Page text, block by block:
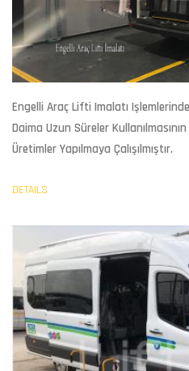
Engelli Araç Lifti Imalatı
Daima Uzun Süreler
Üretimler Yapılmaya Çalışılmıştır.
DETAILS